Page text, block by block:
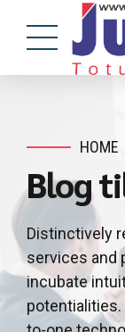
HOME
Blog
Distinctively
services and
incubate